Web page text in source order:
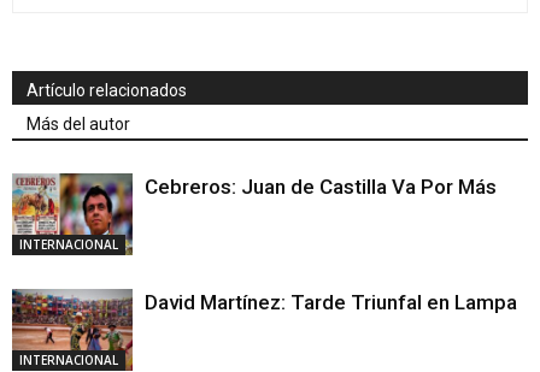
Artículo relacionados
Más del autor
INTERNACIONAL
Cebreros: Juan de Castilla Va Por Más
INTERNACIONAL
David Martínez: Tarde Triunfal en Lampa